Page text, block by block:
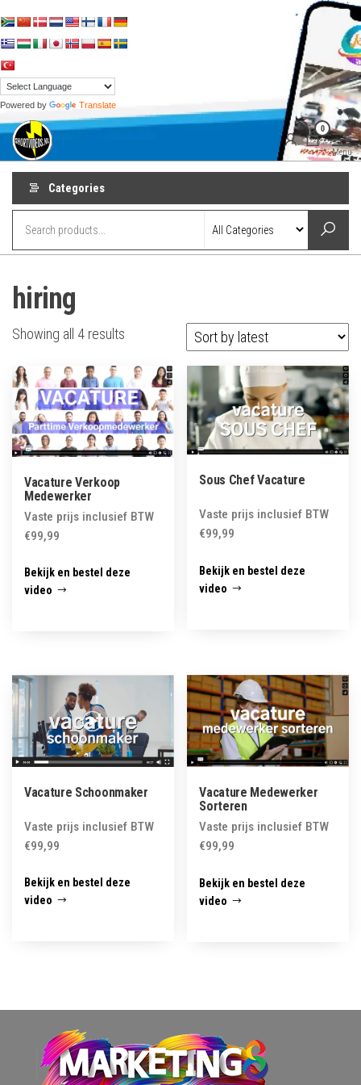
to
content
Powered by Translate
shortvideos.nl
ondernemers
0
Menu
Categories
hiring
Showing all 4 results
latest
Vacature Verkoop
Medewerker
Vaste prijs inclusief BTW
€99,99
Bekijk en bestel deze
video
Sous Chef Vacature
Vaste prijs inclusief BTW
€99,99
Bekijk en bestel deze
video
Vacature Schoonmaker
Vaste prijs inclusief BTW
€99,99
Bekijk en bestel deze
video
Vacature Medewerker
Sorteren
Vaste prijs inclusief BTW
€99,99
Bekijk en bestel deze
video